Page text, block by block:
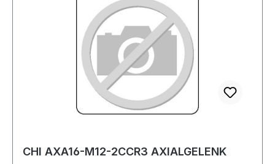
CHI AXA16-M12-2CCR3 AXIALGELENK